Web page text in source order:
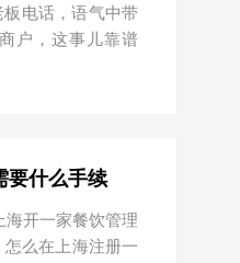
电话，语气中带
户，这事儿靠谱
册政策，特别是
完成工商注册流
要什么手续
海开一家餐饮管理
么在上海注册一